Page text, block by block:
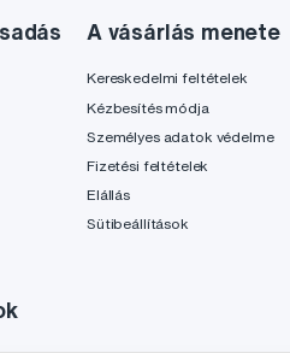
A vásárlás menete
Kereskedelmi feltételek
Kézbesítés módja
Személyes adatok védelme
Fizetési feltételek
Elállás
Sütibeállítások